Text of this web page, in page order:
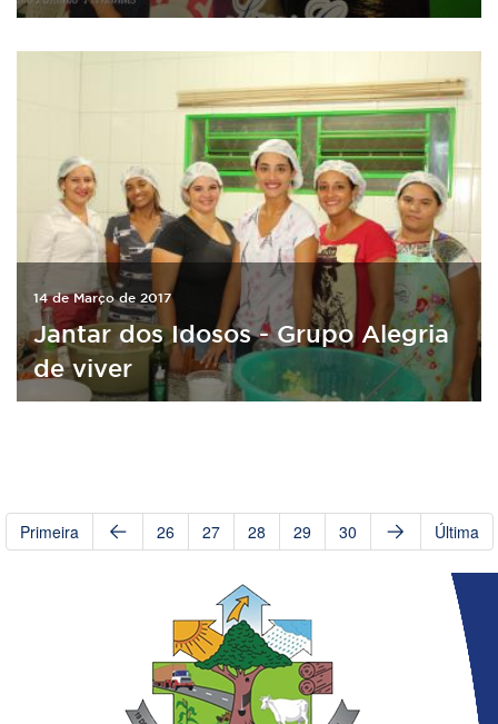
14 de Março de 2017
Jantar dos Idosos - Grupo Alegria
de viver
Primeira 26 27 28 29 30 Última